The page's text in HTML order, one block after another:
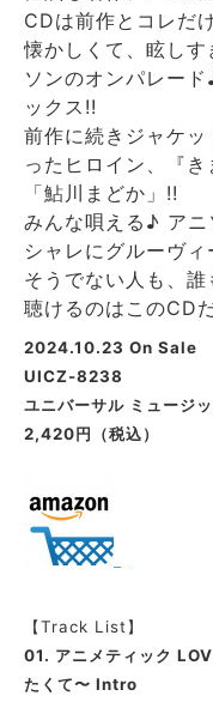
CDは前作とコレだ
懐かしくて、眩し
ソンのオンパレー
ックス!!
前作に続きジャケ
ったヒロイン、『
「鮎川まどか」!!
みんな唄える♪ アニ
シャレにグルーヴィ
そうでない人も、
聴けるのはこのCD
2024.10.23 On Sale
UICZ-8238
ユニバーサル ミュージ
2,420円（税込）
【Track List】
01. アニメティック
たくて〜 Intro